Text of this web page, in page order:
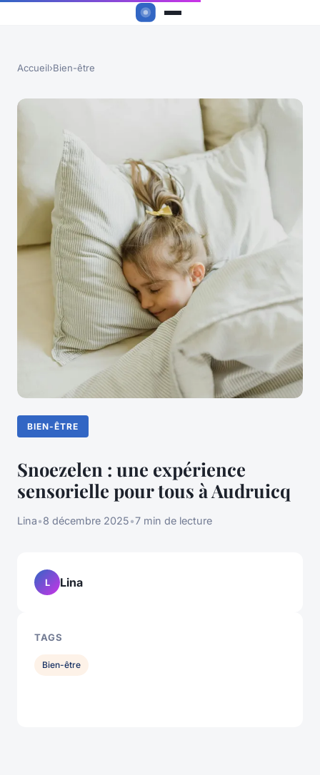
Accueil›Bien-être
BIEN-ÊTRE
Snoezelen : une expérience
sensorielle pour tous à Audruicq
Lina•8 décembre 2025•7 min de lecture
L Lina
TAGS
Bien-être